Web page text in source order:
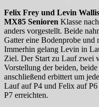
Felix Frey und Levin
MX85 Senioren Klasse
anders vorgestellt. Beide
Gatter eine Bodenprobe und
Immerhin gelang Levin in
Ziel. Der Start zu Lauf zwei
Vorstellung der beiden,
anschließend erbittert um
Lauf auf P4 und Felix auf P6
P7 erreichten.